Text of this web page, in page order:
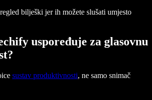
bilješki jer ih možete slušati umjesto
uspoređuje za glasovnu
sustav produktivnosti, ne samo snimač